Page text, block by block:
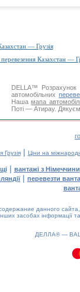
— Грузія
Казахстан —
DELLA™ Розрахунок
автомобільних
Нашамапа
Поті — Атирау.
Грузія| Ціни на
| вантажі з Німеччини
| перевезти
данного
засобах інформації
ДЕЛЛА® —